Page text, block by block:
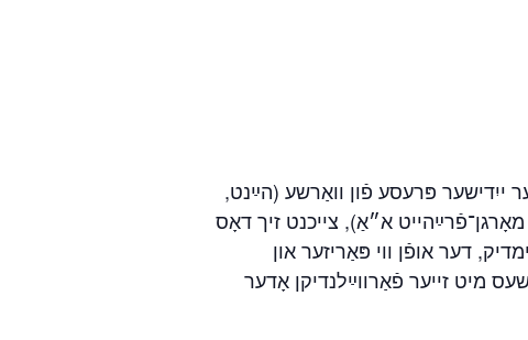
ייִדישער פּרעסע פֿון וואַרשע (הײַנט,
א״אַ), צייכנט זיך דאָס
דער אופֿן ווי פּאַריזער און
מיט זייער פֿאַרווײַלנדיקן אָדער